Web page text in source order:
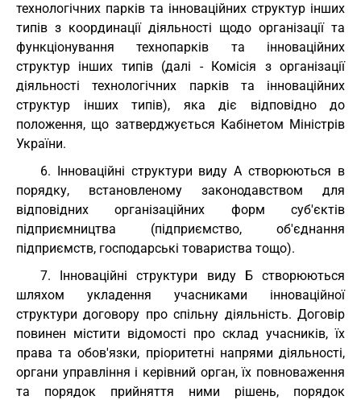
технологічних парків та інноваційних структур інших
типів з координації діяльності щодо організації та
функціонування технопарків та інноваційних
структур інших типів (далі - Комісія з організації
діяльності технологічних парків та інноваційних
структур інших типів), яка діє відповідно до
положення, що затверджується Кабінетом Міністрів
України.
6. Інноваційні структури виду А створюються в
порядку, встановленому законодавством для
відповідних організаційних форм суб'єктів
підприємництва (підприємство, об'єднання
підприємств, господарські товариства тощо).
7. Інноваційні структури виду Б створюються
шляхом укладення учасниками інноваційної
структури договору про спільну діяльність. Договір
повинен містити відомості про склад учасників, їх
права та обов'язки, пріоритетні напрями діяльності,
органи управління і керівний орган, їх повноваження
та порядок прийняття ними рішень, порядок